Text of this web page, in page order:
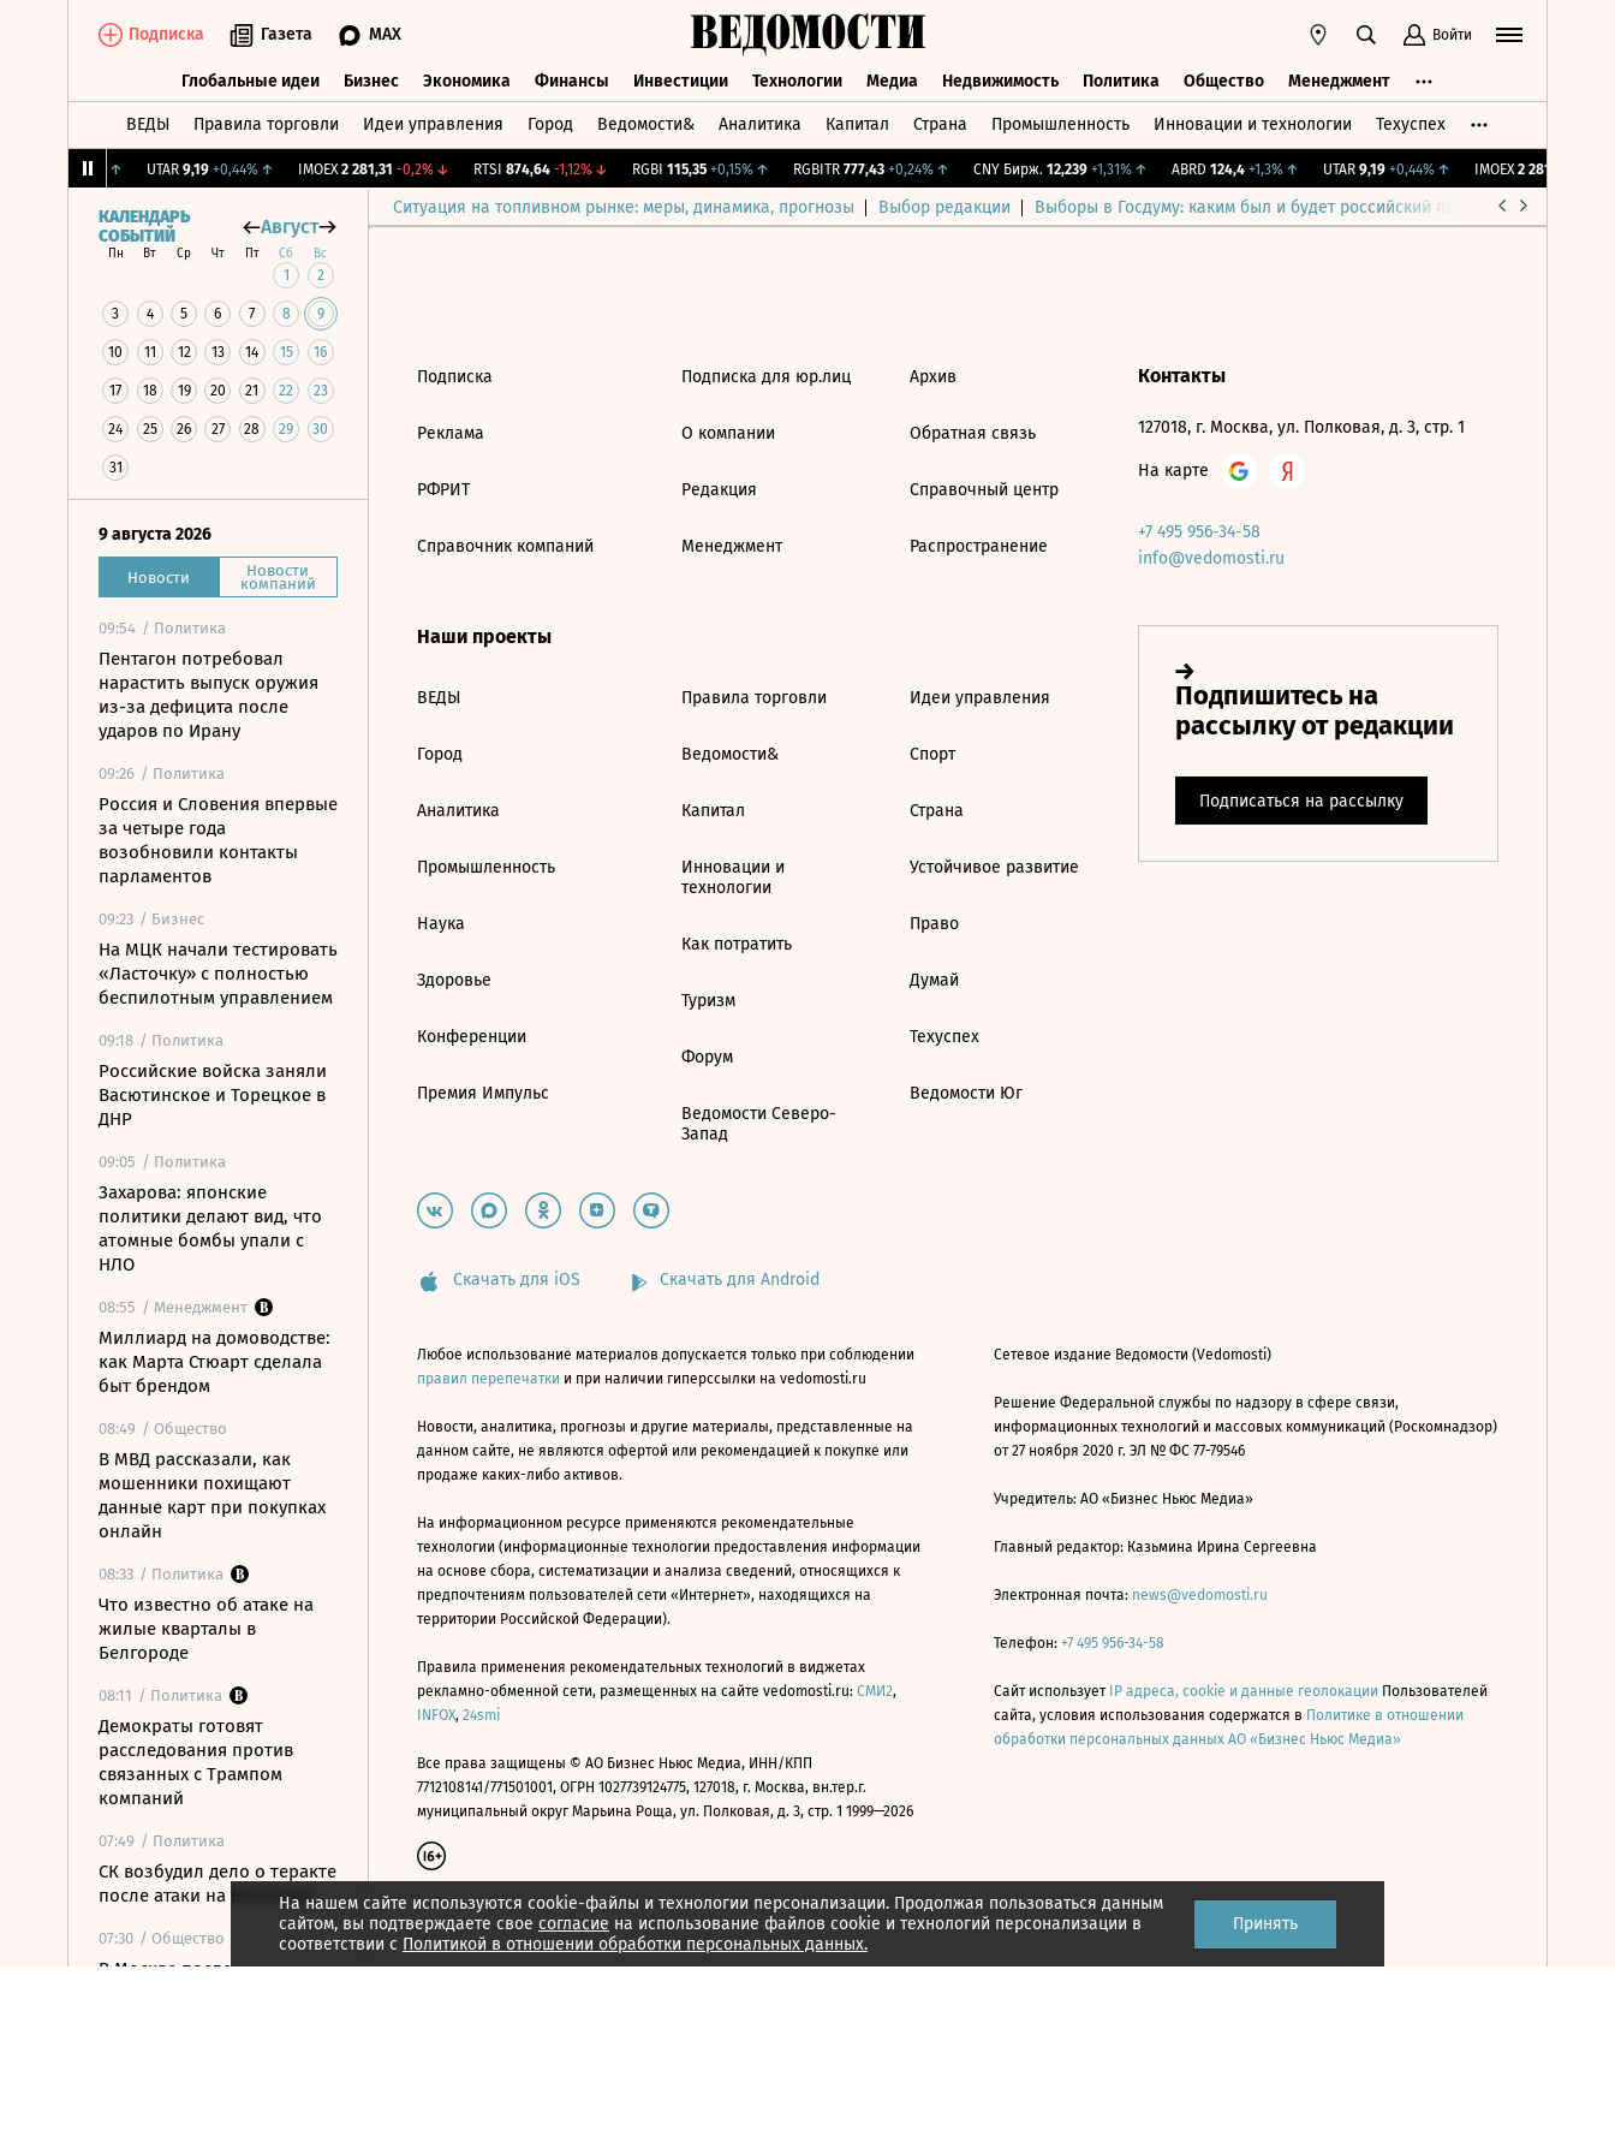
Подписка Газета MAX Войти
Глобальные идеи Бизнес Экономика Финансы Инвестиции Технологии Медиа Недвижимость Политика Общество Менеджмент
ВЕДЫ Правила торговли Идеи управления Город Ведомости& Аналитика Капитал Страна Промышленность Инновации и технологии Техуспех
↑ UTAR 9,19 +0,44%↑ IMOEX 2 281,31 -0,2%↓ RTSI 874,64 -1,12%↓ RGBI 115,35 +0,15%↑ RGBITR 777,43 +0,24%↑ CNY Бирж. 12,239 +1,31%↑ ABRD 124,4 +1,3%↑ UTAR 9,19 +0,44%↑ IMOEX 2 281,31
Ситуация на топливном рынке: меры, динамика, прогнозы Выбор редакции Выборы в Госдуму: каким был и будет российский парламент
КАЛЕНДАРЬ
СОБЫТИЙ
Август
Пн Вт Ср Чт Пт Сб Вс
1 2
3 4 5 6 7 8 9
10 11 12 13 14 15 16
17 18 19 20 21 22 23
24 25 26 27 28 29 30
31
9 августа 2026
Новости Новости
компаний
09:54 / Политика
Пентагон потребовал
нарастить выпуск оружия
из-за дефицита после
ударов по Ирану
09:26 / Политика
Россия и Словения впервые
за четыре года
возобновили контакты
парламентов
09:23 / Бизнес
На МЦК начали тестировать
«Ласточку» с полностью
беспилотным управлением
09:18 / Политика
Российские войска заняли
Васютинское и Торецкое в
ДНР
09:05 / Политика
Захарова: японские
политики делают вид, что
атомные бомбы упали с
НЛО
08:55 / Менеджмент
Миллиард на домоводстве:
как Марта Стюарт сделала
быт брендом
08:49 / Общество
В МВД рассказали, как
мошенники похищают
данные карт при покупках
онлайн
08:33 / Политика
Что известно об атаке на
жилые кварталы в
Белгороде
08:11 / Политика
Демократы готовят
расследования против
связанных с Трампом
компаний
07:49 / Политика
СК возбудил дело о теракте
после атаки на Белгород
07:30 / Общество
В Москве после
На нашем сайте используются cookie-файлы и технологии персонализации. Продолжая пользоваться данным
сайтом, вы подтверждаете свое согласие на использование файлов cookie и технологий персонализации в
соответствии с Политикой в отношении обработки персональных данных.
Принять
Подписка
Реклама
РФРИТ
Справочник компаний
Подписка для юр.лиц
О компании
Редакция
Менеджмент
Архив
Обратная связь
Справочный центр
Распространение
Наши проекты
ВЕДЫ
Город
Аналитика
Промышленность
Наука
Здоровье
Конференции
Премия Импульс
Правила торговли
Ведомости&
Капитал
Инновации и
технологии
Как потратить
Туризм
Форум
Ведомости Северо-
Запад
Идеи управления
Спорт
Страна
Устойчивое развитие
Право
Думай
Техуспех
Ведомости Юг
Контакты
127018, г. Москва, ул. Полковая, д. 3, стр. 1
На карте
+7 495 956-34-58
info@vedomosti.ru
Скачать для iOS Скачать для Android
Любое использование материалов допускается только при соблюдении
правил перепечатки и при наличии гиперссылки на vedomosti.ru
Новости, аналитика, прогнозы и другие материалы, представленные на
данном сайте, не являются офертой или рекомендацией к покупке или
продаже каких-либо активов.
На информационном ресурсе применяются рекомендательные
технологии (информационные технологии предоставления информации
на основе сбора, систематизации и анализа сведений, относящихся к
предпочтениям пользователей сети «Интернет», находящихся на
территории Российской Федерации).
Правила применения рекомендательных технологий в виджетах
рекламно-обменной сети, размещенных на сайте vedomosti.ru: СМИ2,
INFOX, 24smi
Все права защищены © АО Бизнес Ньюс Медиа, ИНН/КПП
7712108141/771501001, ОГРН 1027739124775, 127018, г. Москва, вн.тер.г.
муниципальный округ Марьина Роща, ул. Полковая, д. 3, стр. 1 1999—2026
Сетевое издание Ведомости (Vedomosti)
Решение Федеральной службы по надзору в сфере связи,
информационных технологий и массовых коммуникаций (Роскомнадзор)
от 27 ноября 2020 г. ЭЛ № ФС 77-79546
Учредитель: АО «Бизнес Ньюс Медиа»
Главный редактор: Казьмина Ирина Сергеевна
Электронная почта: news@vedomosti.ru
Телефон: +7 495 956-34-58
Сайт использует IP адреса, cookie и данные геолокации Пользователей
сайта, условия использования содержатся в Политике в отношении
обработки персональных данных АО «Бизнес Ньюс Медиа»